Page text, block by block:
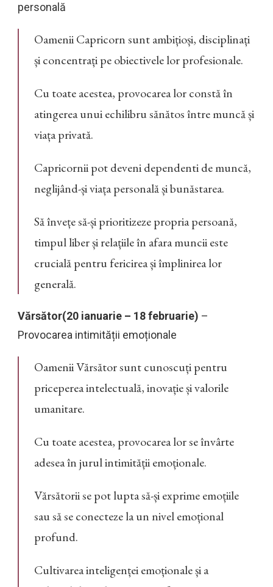
personală
Oamenii Capricorn sunt ambițioși, disciplinați
și concentrați pe obiectivele lor profesionale.
Cu toate acestea, provocarea lor constă în
atingerea unui echilibru sănătos între muncă și
viața privată.
Capricornii pot deveni dependenti de muncă,
neglijând-și viața personală și bunăstarea.
Să învețe să-și prioritizeze propria persoană,
timpul liber și relațiile în afara muncii este
crucială pentru fericirea și împlinirea lor
generală.
Vărsător(20 ianuarie – 18 februarie) –
Provocarea intimității emoționale
Oamenii Vărsător sunt cunoscuți pentru
priceperea intelectuală, inovație și valorile
umanitare.
Cu toate acestea, provocarea lor se învârte
adesea în jurul intimității emoționale.
Vărsătorii se pot lupta să-și exprime emoțiile
sau să se conecteze la un nivel emoțional
profund.
Cultivarea inteligenței emoționale și a